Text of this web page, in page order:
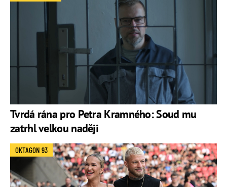
Tvrdá rána pro Petra Kramného: Soud mu
zatrhl velkou naději
OKTAGON 93